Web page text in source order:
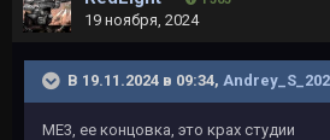
19 ноября, 2024
В 19.11.2024 в 09:34,
МЕ3, ее концовка, это крах студии